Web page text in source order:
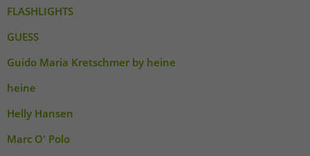
FLASHLIGHTS
GUESS
Guido Maria Kretschmer by heine
heine
Helly Hansen
Marc O' Polo